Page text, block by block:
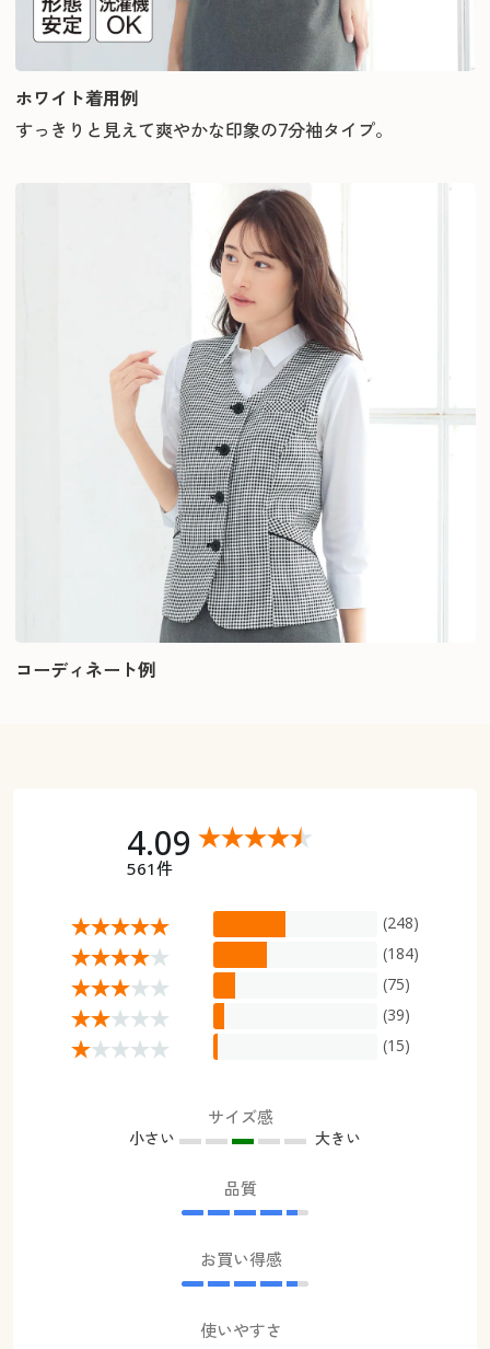
ホワイト着用例
すっきりと見えて爽やかな印象の7分袖タイプ。
コーディネート例
4.09
561件
(248)
(184)
(75)
(39)
(15)
サイズ感
小さい 大きい
品質
お買い得感
使いやすさ